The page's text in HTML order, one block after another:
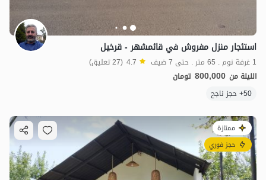
استئجار منزل مفروش في قائمشهر - قرخيل
1 غرفة نوم . 65 متر . حتى 7 ضيف 4.7 (27 تعليق)
الليلة من 800,000 تومان
50+ حجز ناجح
ممتازة
حجز فوري